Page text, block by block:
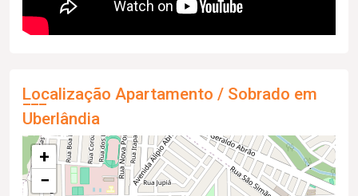
Localização Apartamento / Sobrado em
Uberlândia
+
−